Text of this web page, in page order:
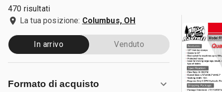
470 risultati
La tua posizione: Columbus, OH
In arrivo Venduto
Formato di acquisto